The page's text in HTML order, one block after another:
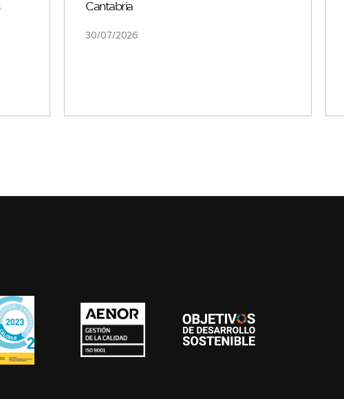
Cantabria
30/07/2026